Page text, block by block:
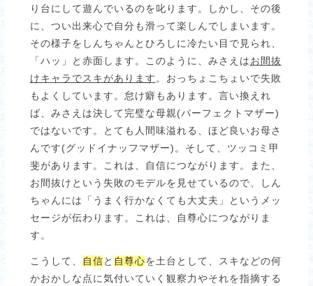
り台にして遊んでいるのを叱ります。しかし、その後
に、つい出来心で自分も滑って楽しんでしまいます。
その様子をしんちゃんとひろしに冷たい目で見られ、
「ハッ」と赤面します。このように、みさえはお間抜
けキャラでスキがあります 。おっちょこちょいで失敗
もよくしています。怠け癖もあります。言い換えれ
ば、みさえは決して完璧な母親(パーフェクトマザー)
ではないです。とても人間味溢れる、ほど良いお母さ
んです(グッドイナッフマザー)。そして、ツッコミ甲
斐があります。これは、自信につながります。また、
お間抜けという失敗のモデルを見せているので、しん
ちゃんには「うまく行かなくても大丈夫」というメッ
セージが伝わります。これは、自尊心につながりま
す。
こうして、 自信と 自尊心を土台として、スキなどの何
かおかしな点に気付いていく観察力やそれを指摘する